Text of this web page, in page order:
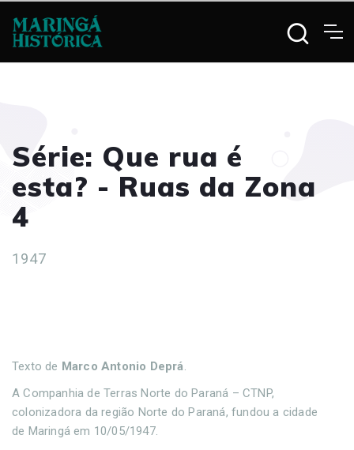
Série: Que rua é
esta? - Ruas da Zona
4
1947
Texto de Marco Antonio Deprá.
A Companhia de Terras Norte do Paraná – CTNP,
colonizadora da região Norte do Paraná, fundou a cidade
de Maringá em 10/05/1947.